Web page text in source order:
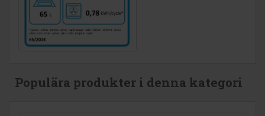
Populära produkter i denna kategori